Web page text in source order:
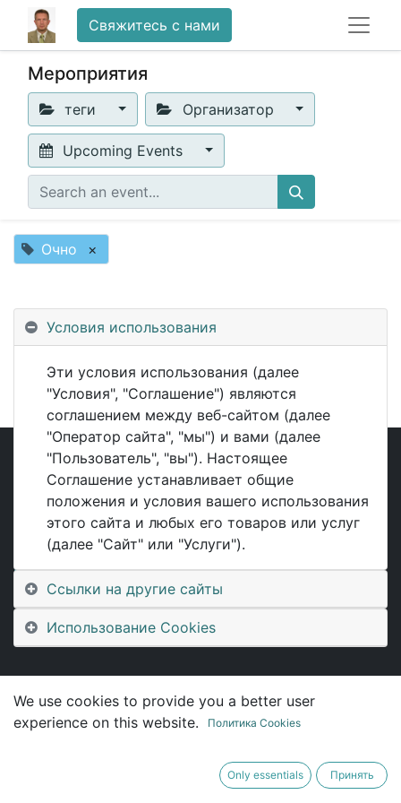
Свяжитесь с нами
Мероприятия
теги Организатор
Upcoming Events
Очно ×
No events found.
Полезное
Главная
О нас
Продукты
Услуги
Оферта
Свяжитесь с нами
О нас
наша цель - разработка продуктов, которые
Условия использования
Эти условия использования (далее
"Условия", "Соглашение") являются
соглашением между веб-сайтом (далее
"Оператор сайта", "мы") и вами (далее
"Пользователь", "вы"). Настоящее
Соглашение устанавливает общие
положения и условия вашего использования
этого сайта и любых его товаров или услуг
(далее "Сайт" или "Услуги").
Ссылки на другие сайты
Использование Cookies
We use cookies to provide you a better user
experience on this website.
Политика Cookies
Only essentials Принять